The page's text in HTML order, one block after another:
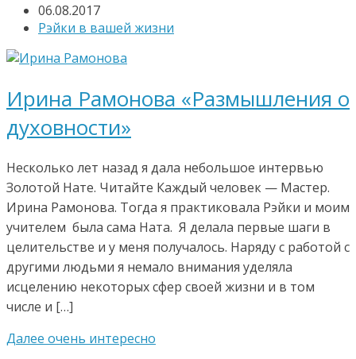
06.08.2017
Рэйки в вашей жизни
Ирина Рамонова «Размышления о
духовности»
Несколько лет назад я дала небольшое интервью
Золотой Нате. Читайте Каждый человек — Мастер.
Ирина Рамонова. Тогда я практиковала Рэйки и моим
учителем была сама Ната. Я делала первые шаги в
целительстве и у меня получалось. Наряду с работой с
другими людьми я немало внимания уделяла
исцелению некоторых сфер своей жизни и в том
числе и […]
Далее очень интересно